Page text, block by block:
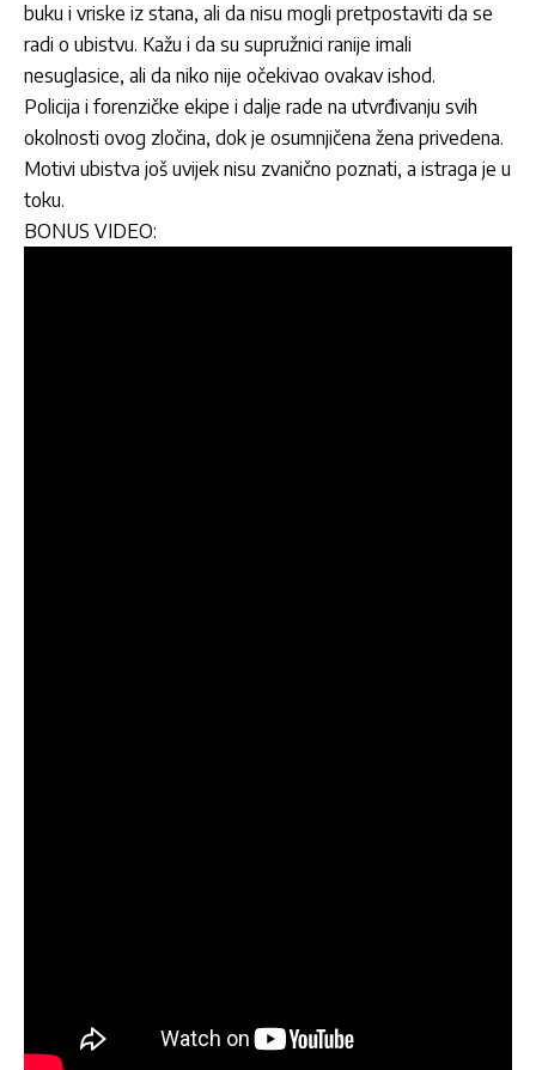
buku i vriske iz stana, ali da nisu mogli pretpostaviti da se
radi o ubistvu. Kažu i da su supružnici ranije imali
nesuglasice, ali da niko nije očekivao ovakav ishod.
Policija i forenzičke ekipe i dalje rade na utvrđivanju svih
okolnosti ovog zločina, dok je osumnjičena žena privedena.
Motivi ubistva još uvijek nisu zvanično poznati, a istraga je u
toku.
BONUS VIDEO: